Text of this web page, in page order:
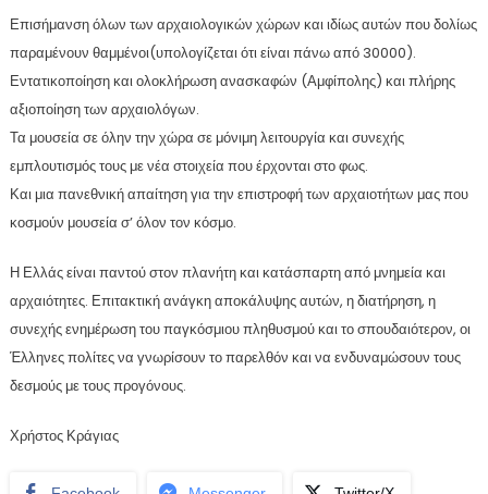
Επισήμανση όλων των αρχαιολογικών χώρων και ιδίως αυτών που δολίως
παραμένουν θαμμένοι(υπολογίζεται ότι είναι πάνω από 30000).
Εντατικοποίηση και ολοκλήρωση ανασκαφών (Αμφίπολης) και πλήρης
αξιοποίηση των αρχαιολόγων.
Τα μουσεία σε όλην την χώρα σε μόνιμη λειτουργία και συνεχής
εμπλουτισμός τους με νέα στοιχεία που έρχονται στο φως.
Και μια πανεθνική απαίτηση για την επιστροφή των αρχαιοτήτων μας που
κοσμούν μουσεία σ’ όλον τον κόσμο.
Η Ελλάς είναι παντού στον πλανήτη και κατάσπαρτη από μνημεία και
αρχαιότητες. Επιτακτική ανάγκη αποκάλυψης αυτών, η διατήρηση, η
συνεχής ενημέρωση του παγκόσμιου πληθυσμού και το σπουδαιότερον, οι
Έλληνες πολίτες να γνωρίσουν το παρελθόν και να ενδυναμώσουν τους
δεσμούς με τους προγόνους.
Χρήστος Κράγιας